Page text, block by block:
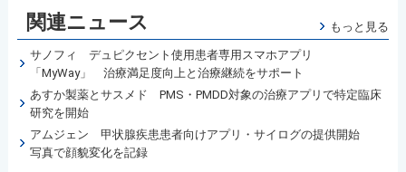
関連ニュース もっと見る
サノフィ デュピクセント使用患者専用スマホアプリ
「MyWay」 治療満足度向上と治療継続をサポート
あすか製薬とサスメド PMS・PMDD対象の治療アプリで特定臨床
研究を開始
アムジェン 甲状腺疾患患者向けアプリ・サイログの提供開始
写真で顔貌変化を記録